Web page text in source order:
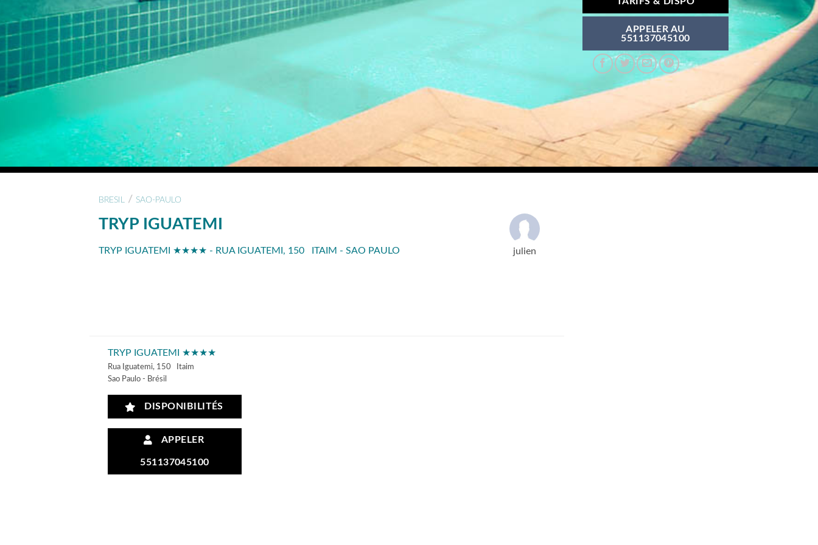
BRESIL / SAO-PAULO
TRYP IGUATEMI
TRYP IGUATEMI ★★★★ - RUA IGUATEMI, 150 ITAIM - SAO PAULO julien
TRYP IGUATEMI ★★★★
Rua Iguatemi, 150 Itaim
Sao Paulo - Brésil
DISPONIBILITÉS
APPELER
551137045100
APPELER AU
551137045100